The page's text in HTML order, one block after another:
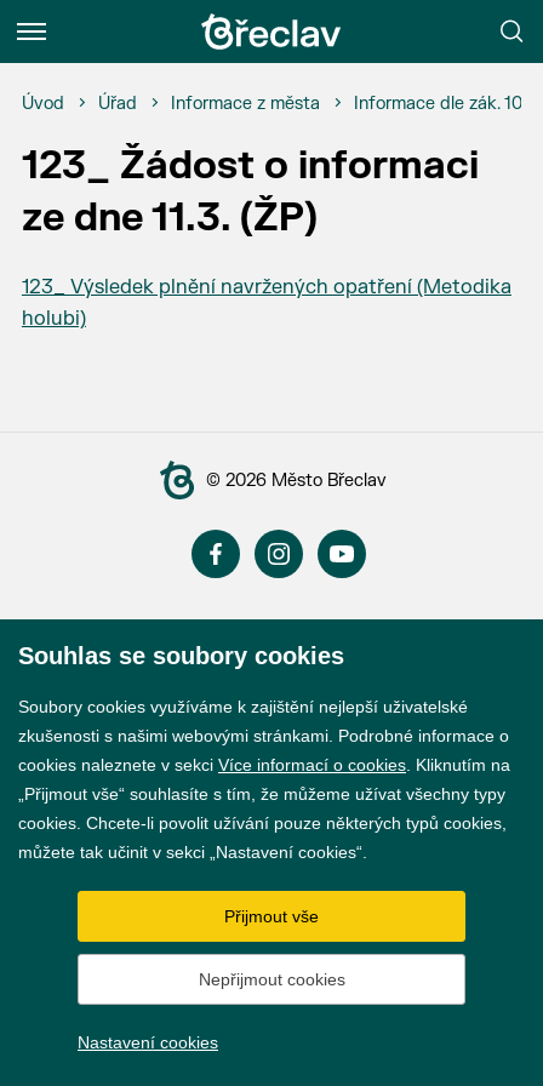
Menu
Úvod Úřad Informace z města Informace dle zák.
123_ Žádost o informaci
ze dne 11.3. (ŽP)
123_ Výsledek plnění navržených opatření (Metodika
holubi)
© 2026 Město Břeclav
Nastavení cookies
Vytvořil webProgress
Souhlas se soubory cookies
Soubory cookies využíváme k zajištění nejlepší uživatelské
zkušenosti s našimi webovými stránkami. Podrobné informace o
cookies naleznete v sekci Více informací o cookies . Kliknutím na
„Přijmout vše“ souhlasíte s tím, že můžeme užívat všechny typy
cookies. Chcete-li povolit užívání pouze některých typů cookies,
můžete tak učinit v sekci „Nastavení cookies“.
Přijmout vše
Nepřijmout cookies
Nastavení cookies